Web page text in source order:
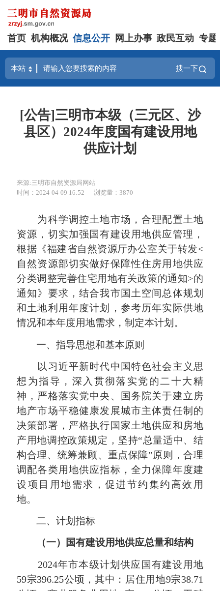
首页 机构概况 信息公开 网上办事 政民互动 专题
搜一下
[公告]三明市本级（三元区、沙
县区）2024年度国有建设用地
供应计划
来源:三明市自然资源局网站
时间：2024-04-09 16:52
浏览量：3870
为科学调控土地市场，合理配置土地
资源，切实加强国有建设用地供应管理，
根据《福建省自然资源厅办公室关于转发<
自然资源部切实做好保障性住房用地供应
分类调整完善住宅用地有关政策的通知>的
通知》要求，结合我市国土空间总体规划
和土地利用年度计划，参考历年实际供地
情况和本年度用地需求，制定本计划。
一、指导思想和基本原则
以习近平新时代中国特色社会主义思
想为指导，深入贯彻落实党的二十大精
神，严格落实党中央、国务院关于建立房
地产市场平稳健康发展城市主体责任制的
决策部署，严格执行国家土地供应和房地
产用地调控政策规定，坚持“总量适中、结
构合理、统筹兼顾、重点保障”原则，合理
调配各类用地供应指标，全力保障年度建
设项目用地需求，促进节约集约高效用
地。
二、计划指标
（一）国有建设用地供应总量和结构
2024年市本级计划供应国有建设用地
59宗396.25公顷，其中：居住用地9宗38.71